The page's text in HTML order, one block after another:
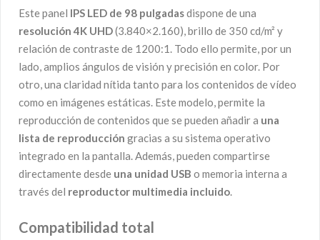
Este panel IPS LED de 98 pulgadasdispone de una
resolución 4K UHD(3.840×2.160), brillo de 350 cd/m² y
relación de contraste de 1200:1. Todo ello permite, por un
lado, amplios ángulos de visión y precisión en color. Por
otro, una claridad nítida tanto para los contenidos de vídeo
como en imágenes estáticas. Este modelo, permite la
reproducción de contenidos que se pueden añadir a una
lista de reproducción gracias a su sistema operativo
integrado en la pantalla. Además, pueden compartirse
directamente desde una unidad USB o memoria interna a
través del reproductor multimedia incluido.
Compatibilidad total